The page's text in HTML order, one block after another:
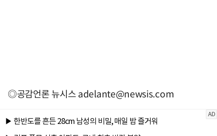
◎공감언론 뉴시스adelante@newsis.com